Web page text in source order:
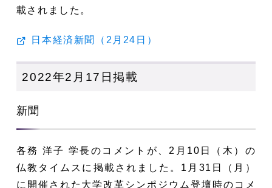
載されました。
日本経済新聞（2月24日）
2022年2月17日掲載
新聞
各務 洋子 学長のコメントが、2月10日（木）の
仏教タイムスに掲載されました。1月31日（月）
に開催された大学改革シンポジウム登壇時のコメ